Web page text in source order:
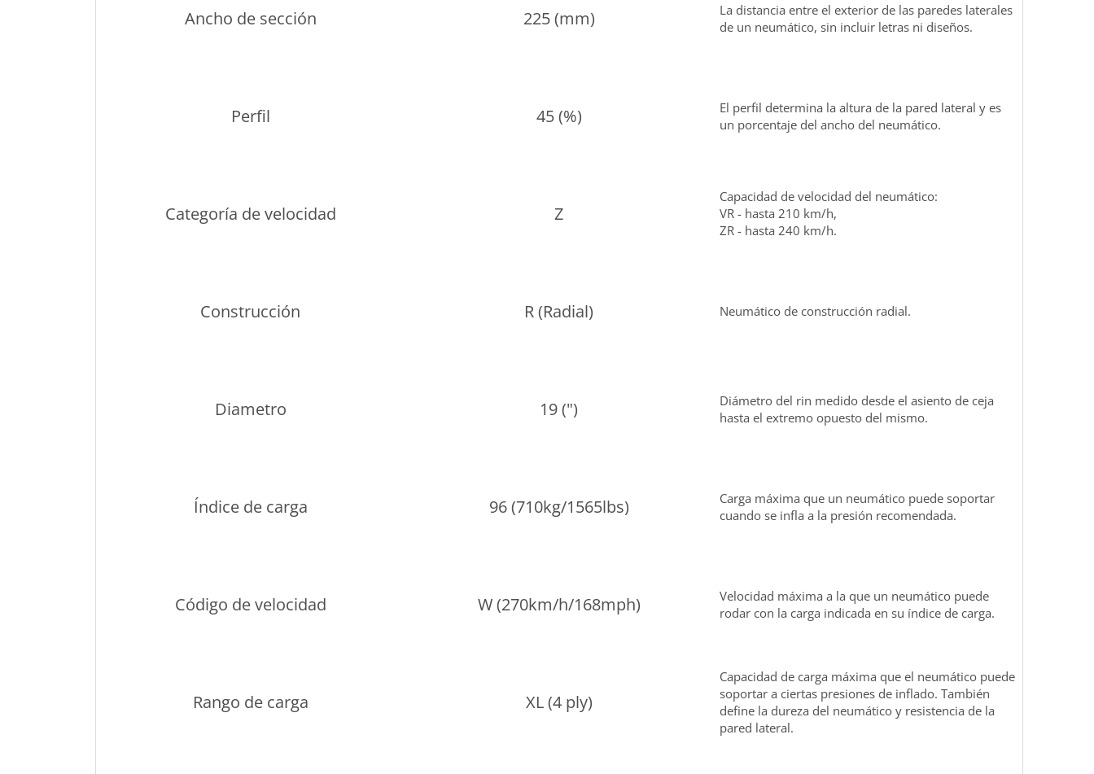
Ancho de sección 225 (mm)
La distancia entre el exterior de las paredes laterales
de un neumático, sin incluir letras ni diseños.
Perfil 45 (%)
El perfil determina la altura de la pared lateral y es
un porcentaje del ancho del neumático.
Categoría de velocidad Z
Capacidad de velocidad del neumático:
VR - hasta 210 km/h,
ZR - hasta 240 km/h.
Construcción R (Radial) Neumático de construcción radial.
Diametro 19 (")
Diámetro del rin medido desde el asiento de ceja
hasta el extremo opuesto del mismo.
Índice de carga 96 (710kg/1565lbs)
Carga máxima que un neumático puede soportar
cuando se infla a la presión recomendada.
Código de velocidad W (270km/h/168mph)
Velocidad máxima a la que un neumático puede
rodar con la carga indicada en su índice de carga.
Rango de carga XL (4 ply)
Capacidad de carga máxima que el neumático puede
soportar a ciertas presiones de inflado. También
define la dureza del neumático y resistencia de la
pared lateral.